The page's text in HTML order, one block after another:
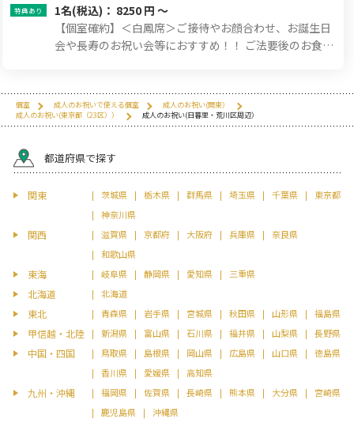
1名(税込)： 8250 円 ～
【個室確約】＜白鳳席＞ご接待やお顔合わせ、お誕生日
会や長寿のお祝い会等におすすめ！！ ご法要後のお食事
個室 成人のお祝いで使える個室
成人のお祝い(関東）
成人のお祝い(東京都（23区））
成人のお祝い(日暮里・荒川区周辺）
都道府県で探す
関東 茨城県 栃木県 群馬県 埼玉県 千葉県
東京都
神奈川県
関西 滋賀県 京都府 大阪府 兵庫県
奈良県
和歌山県
東海 岐阜県 静岡県 愛知県 三重県
北海道 北海道
東北 青森県 岩手県 宮城県 秋田県 山形県 福島県
甲信越・北陸 新潟県 富山県 石川県 福井県 山梨県 長野県
中国・四国 鳥取県 島根県 岡山県 広島県 山口県
徳島県
香川県
愛媛県 高知県
九州・沖縄 福岡県 佐賀県 長崎県 熊本県 大分県
宮崎県
鹿児島県
沖縄県